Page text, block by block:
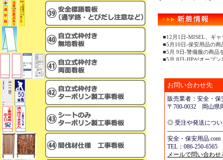
■12月1日-MISEL、ギ
■5月10日-保安用品の商
■5月 9日-警備服の商品
■5月 8日-HPがオープン
お問い合わせ先
販売業者：安全・保
〒700-0032 岡山県
◎ 受注や発送につ
安全・保安用品.com
TEL：086-250-6565
メールで問い合わせ